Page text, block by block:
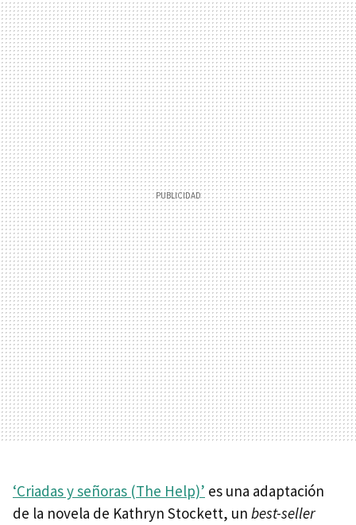
‘Criadas y señoras (The Help)’ es una adaptación
de la novela de Kathryn Stockett, un best-seller